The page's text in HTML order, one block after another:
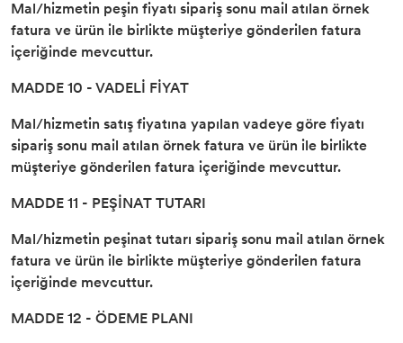
Mal/hizmetin peşin fiyatı sipariş sonu mail atılan örnek
fatura ve ürün ile birlikte müşteriye gönderilen fatura
içeriğinde mevcuttur.
MADDE 10 - VADELİ FİYAT
Mal/hizmetin satış fiyatına yapılan vadeye göre fiyatı
sipariş sonu mail atılan örnek fatura ve ürün ile birlikte
müşteriye gönderilen fatura içeriğinde mevcuttur.
MADDE 11 - PEŞİNAT TUTARI
Mal/hizmetin peşinat tutarı sipariş sonu mail atılan örnek
fatura ve ürün ile birlikte müşteriye gönderilen fatura
içeriğinde mevcuttur.
MADDE 12 - ÖDEME PLANI